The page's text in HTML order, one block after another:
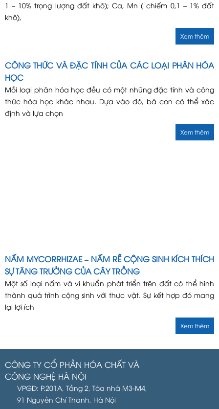
1 – 10% trọng lượng đất khô); Ca, Mn ( chiếm 0,1 – 1% đất
khô),
Xem thêm
CÔNG THỨC VÀ ĐẶC TÍNH CỦA CÁC LOẠI PHÂN HÓA
HỌC
Mỗi loại phân hóa học đều có một nhũng đặc tính và công
thức hóa học khác nhau. Dựa vào đó, bà con có thể xác
định và lựa chọn
Xem thêm
NẤM MYCORRHIZAE – NẤM RỄ CỘNG SINH KÍCH THÍCH
SỰ TĂNG TRƯỞNG CỦA CÂY TRỒNG
Một số loại nấm và vi khuẩn phát triển trên đất có thể hình
thành quá trình cộng sinh với thực vật. Sự kết hợp đó mang
lại lợi ích
Xem thêm
CÔNG TY CỔ PHẦN HÓA CHẤT VÀ
CÔNG NGHỆ HÀ NỘI
VPGD: P.201A, Tầng 2, Tòa nhà M3-M4,
91 Nguyễn Chí Thanh, Hà Nội